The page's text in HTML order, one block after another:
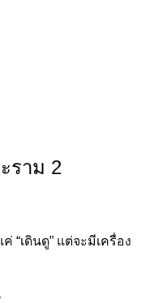
ราม 2
“เดินดู” แต่จะมีเครื่อง